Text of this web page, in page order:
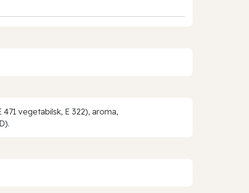
vegetabilsk, E 322), aroma,